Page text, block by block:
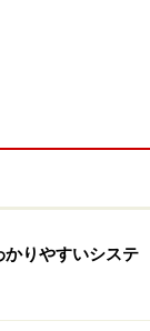
りやすいシステ